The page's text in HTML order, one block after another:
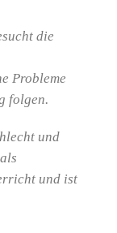
die
Probleme
folgen.
und
und ist